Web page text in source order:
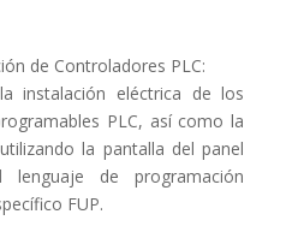
de Controladores PLC:
instalación eléctrica de los
PLC, así como la
la pantalla del panel
de programación
FUP.